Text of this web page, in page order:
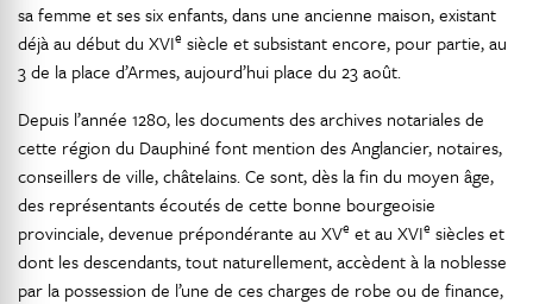
sa femme et ses six enfants, dans une ancienne maison, existant
déjà au début du XVIe siècle et subsistant encore, pour partie, au
3 de la place d’Armes, aujourd’hui place du 23 août.
Depuis l’année 1280, les documents des archives notariales de
cette région du Dauphiné font mention des Anglancier, notaires,
conseillers de ville, châtelains. Ce sont, dès la fin du moyen âge,
des représentants écoutés de cette bonne bourgeoisie
provinciale, devenue prépondérante au XVe et au XVIe siècles et
dont les descendants, tout naturellement, accèdent à la noblesse
par la possession de l’une de ces charges de robe ou de finance,